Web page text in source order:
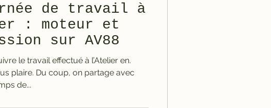
de travail à
: moteur et
sur AV88
le travail effectué à l’Atelier en.
plaire. Du coup, on partage avec
de...